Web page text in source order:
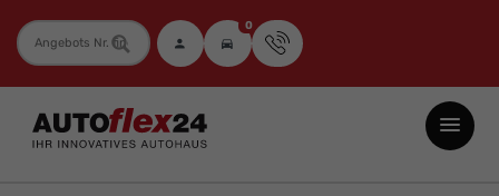
Fahrzeugnummer 0
Autoflex24
GmbH